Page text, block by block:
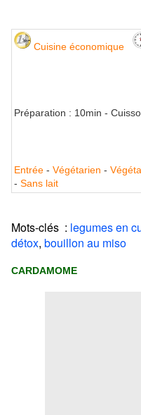
Cuisine économique
Préparation : 10min -
Entrée - Végétarien -
- Sans lait
Mots-clés : legumes en
détox, bouillon au miso
CARDAMOME